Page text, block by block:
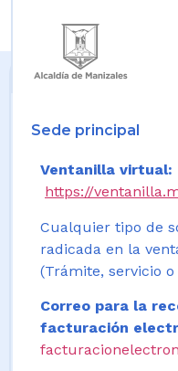
Sede principal
Ventanilla virtual:
https://
Cualquier tipo de
radicada en la
(Trámite, servicio o
Correo para la
facturación